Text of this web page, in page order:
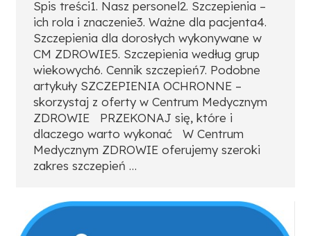
Spis treści1. Nasz personel2. Szczepienia –
ich rola i znaczenie3. Ważne dla pacjenta4.
Szczepienia dla dorosłych wykonywane w
CM ZDROWIE5. Szczepienia według grup
wiekowych6. Cennik szczepień7. Podobne
artykuły SZCZEPIENIA OCHRONNE –
skorzystaj z oferty w Centrum Medycznym
ZDROWIE PRZEKONAJ się, które i
dlaczego warto wykonać W Centrum
Medycznym ZDROWIE oferujemy szeroki
zakres szczepień …